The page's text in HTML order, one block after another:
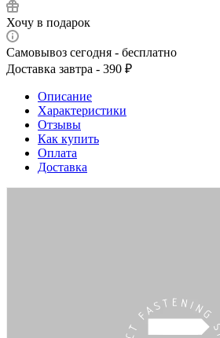
Хочу в подарок
Самовывоз сегодня - бесплатно
Доставка завтра - 390 ₽
Описание
Характеристики
Отзывы
Как купить
Оплата
Доставка